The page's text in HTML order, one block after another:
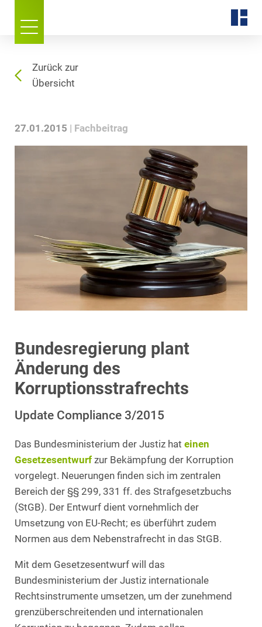
Zurück zur
Übersicht
27.01.2015 Fachbeitrag
Bundesregierung plant
Änderung des
Korruptionsstrafrechts
Update Compliance 3/2015
Das Bundesministerium der Justiz hat einen
Gesetzesentwurf zur Bekämpfung der Korruption
vorgelegt. Neuerungen finden sich im zentralen
Bereich der §§ 299, 331 ff. des Strafgesetzbuchs
(StGB). Der Entwurf dient vornehmlich der
Umsetzung von EU-Recht; es überführt zudem
Normen aus dem Nebenstrafrecht in das StGB.
Mit dem Gesetzesentwurf will das
Bundesministerium der Justiz internationale
Rechtsinstrumente umsetzen, um der zunehmend
grenzüberschreitenden und internationalen